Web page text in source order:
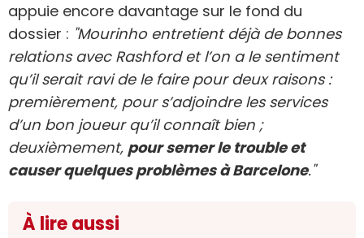
appuie encore davantage sur le fond du
dossier : "Mourinho entretient déjà de bonnes
relations avec Rashford et l’on a le sentiment
qu’il serait ravi de le faire pour deux raisons :
premièrement, pour s’adjoindre les services
d’un bon joueur qu’il connaît bien ;
deuxièmement, pour semer le trouble et
causer quelques problèmes à Barcelone."
À lire aussi